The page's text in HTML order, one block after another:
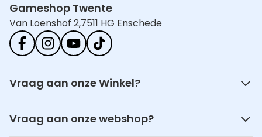
Gameshop Twente
Van Loenshof 2,7511 HG Enschede
Vraag aan onze Winkel?
Vraag aan onze webshop?